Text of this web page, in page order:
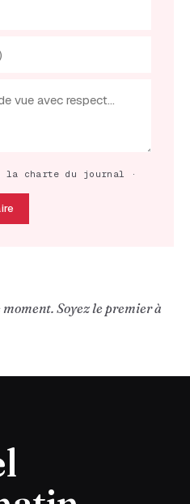
la charte du journal ·
Soyez le premier à